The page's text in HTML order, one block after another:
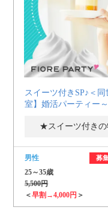
スイーツ付きSP♪＜
室】婚活パーティー
★スイーツ付き
男性 募
25～35歳
5,500円
＜早割→4,000円 ＞